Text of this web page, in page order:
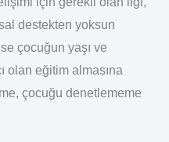
destekten yoksun
çocuğun yaşı ve
olan eğitim almasına
çocuğu denetlememe